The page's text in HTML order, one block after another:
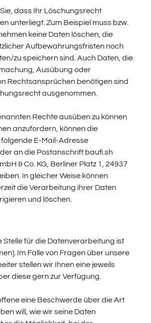
dass Ihr Löschungsrecht
unterliegt. Zum Beispiel muss bzw.
keine Daten löschen, die
Aufbewahrungsfristen noch
zu speichern sind. Auch Daten, die
Ausübung oder
Rechtsansprüchen benötigen sind
ausgenommen.
Rechte ausüben zu können
anzufordern, können die
E-Mail-Adresse
an die Postanschrift baufi.sh
& Co. KG, Berliner Platz 1, 24937
In gleicher Weise können
die Verarbeitung ihrer Daten
und löschen.
Stelle für die Datenverarbeitung ist
Im Falle von Fragen über unsere
stellen wir Ihnen eine jeweils
diese gern zur Verfügung.
eine Beschwerde über die Art
will, wie wir seine Daten